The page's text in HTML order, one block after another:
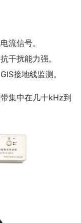
流信号。
干扰能力强。
接地线监测。
集中在几十kHz到